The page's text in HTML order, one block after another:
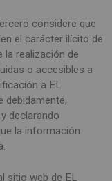
considere que
el carácter ilícito de
la realización de
o accesibles a
a EL
debidamente,
declarando
la información
sitio web de EL